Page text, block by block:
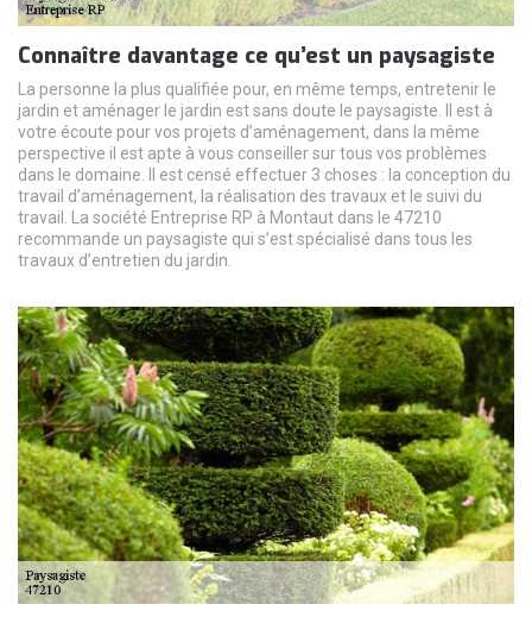
Connaître davantage ce qu’est un paysagiste
La personne la plus qualifiée pour, en même temps, entretenir le
jardin et aménager le jardin est sans doute le paysagiste. Il est à
votre écoute pour vos projets d’aménagement, dans la même
perspective il est apte à vous conseiller sur tous vos problèmes
dans le domaine. Il est censé effectuer 3 choses : la conception du
travail d’aménagement, la réalisation des travaux et le suivi du
travail. La société Entreprise RP à Montaut dans le 47210
recommande un paysagiste qui s’est spécialisé dans tous les
travaux d’entretien du jardin.